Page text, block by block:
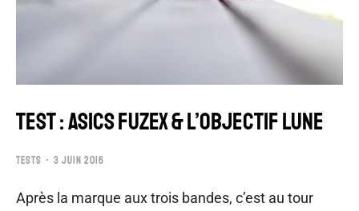
TEST : ASICS FUZEX & L’OBJECTIF LUNE
TESTS 3 JUIN 2016
Après la marque aux trois bandes, c’est au tour